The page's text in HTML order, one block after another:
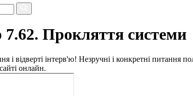
Прокляття системи
і відверті інтерв'ю! Незручні і конкретні
онлайн.